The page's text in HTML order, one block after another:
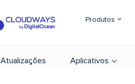
Produtos
Atualizações Aplicativos